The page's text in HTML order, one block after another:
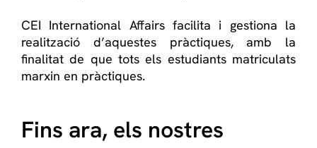
CEI International Affairs facilita i gestiona la
realització d’aquestes pràctiques, amb la
finalitat de que tots els estudiants matriculats
marxin en pràctiques.
Fins ara, els nostres